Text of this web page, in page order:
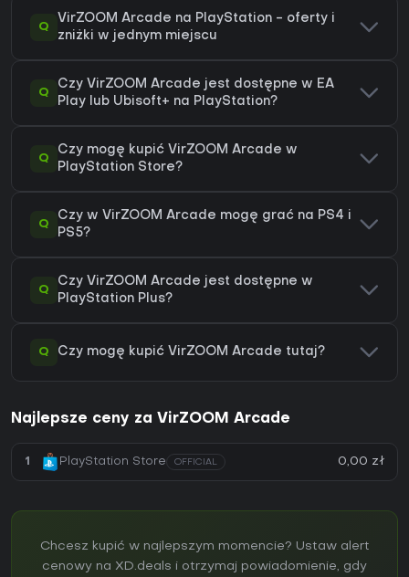
Q
VirZOOM Arcade na PlayStation - oferty i
zniżki w jednym miejscu
Q
Czy VirZOOM Arcade jest dostępne w EA
Play lub Ubisoft+ na PlayStation?
Q
Czy mogę kupić VirZOOM Arcade w
PlayStation Store?
Q
Czy w VirZOOM Arcade mogę grać na PS4 i
PS5?
Q
Czy VirZOOM Arcade jest dostępne w
PlayStation Plus?
Q Czy mogę kupić VirZOOM Arcade tutaj?
Najlepsze ceny za VirZOOM Arcade
1 PlayStation Store OFFICIAL 0,00 zł
Chcesz kupić w najlepszym momencie? Ustaw alert
cenowy na XD.deals i otrzymaj powiadomienie, gdy